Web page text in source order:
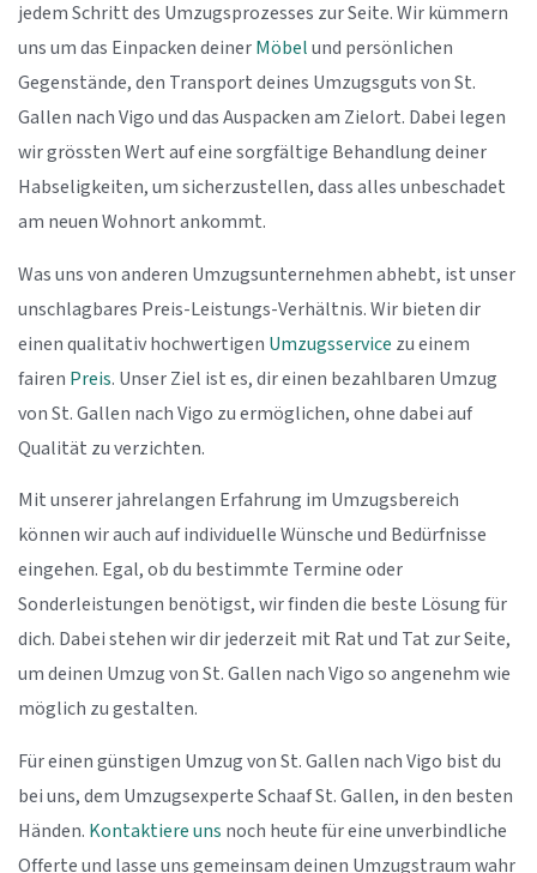
jedem Schritt des Umzugsprozesses zur Seite. Wir kümmern
uns um das Einpacken deinerMöbelund persönlichen
Gegenstände, den Transport deines Umzugsguts von St.
Gallen nach Vigo und das Auspacken am Zielort. Dabei legen
wir grössten Wert auf eine sorgfältige Behandlung deiner
Habseligkeiten, um sicherzustellen, dass alles unbeschadet
am neuen Wohnort ankommt.
Was uns von anderen Umzugsunternehmen abhebt, ist unser
unschlagbares Preis-Leistungs-Verhältnis. Wir bieten dir
einen qualitativ hochwertigen Umzugsservice zu einem
fairen Preis. Unser Ziel ist es, dir einen bezahlbaren Umzug
von St. Gallen nach Vigo zu ermöglichen, ohne dabei auf
Qualität zu verzichten.
Mit unserer jahrelangen Erfahrung im Umzugsbereich
können wir auch auf individuelle Wünsche und Bedürfnisse
eingehen. Egal, ob du bestimmte Termine oder
Sonderleistungen benötigst, wir finden die beste Lösung für
dich. Dabei stehen wir dir jederzeit mit Rat und Tat zur Seite,
um deinen Umzug von St. Gallen nach Vigo so angenehm wie
möglich zu gestalten.
Für einen günstigen Umzug von St. Gallen nach Vigo bist du
bei uns, dem Umzugsexperte Schaaf St. Gallen, in den besten
Händen. Kontaktiere uns noch heute für eine unverbindliche
Offerte und lasse uns gemeinsam deinen Umzugstraum wahr